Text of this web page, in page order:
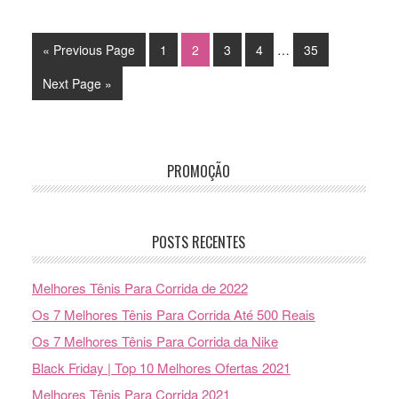
« Previous Page 1 2 3 4 …
35
Next Page »
PROMOÇÃO
POSTS RECENTES
Melhores Tênis Para Corrida de 2022
Os 7 Melhores Tênis Para Corrida Até 500 Reais
Os 7 Melhores Tênis Para Corrida da Nike
Black Friday | Top 10 Melhores Ofertas 2021
Melhores Tênis Para Corrida 2021